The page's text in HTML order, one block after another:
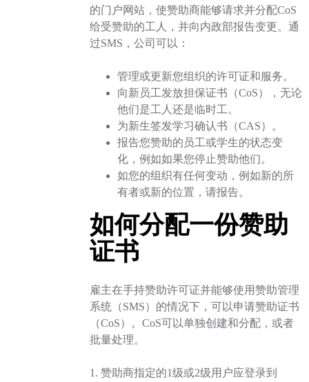
的门户网站，使赞助商能够请求并分配CoS
给受赞助的工人，并向内政部报告变更。通
过SMS，公司可以：
管理或更新您组织的许可证和服务。
向新员工发放担保证书（CoS），无论
他们是工人还是临时工。
为新生签发学习确认书（CAS）。
报告您赞助的员工或学生的状态变
化，例如如果您停止赞助他们。
如您的组织有任何变动，例如新的所
有者或新的位置，请报告。
如何分配一份赞助
证书
雇主在手持赞助许可证并能够使用赞助管理
系统（SMS）的情况下，可以申请赞助证书
（CoS）。CoS可以单独创建和分配，或者
批量处理。
1. 赞助商指定的1级或2级用户应登录到